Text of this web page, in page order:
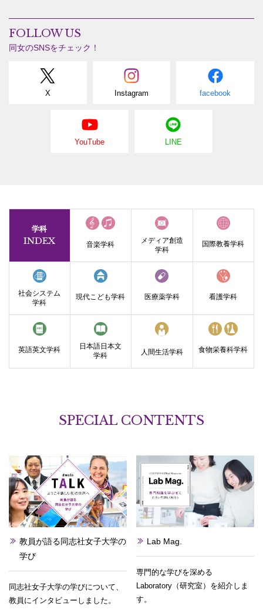
FOLLOW US
同女のSNSをチェック！
X Instagram facebook
YouTube LINE
学科
INDEX 音楽学科
メディア創造
学科
国際教養学科
社会システム
学科
現代こども学科 医療薬学科 看護学科
英語英文学科 日本語日本文
学科
人間生活学科 食物栄養科学科
SPECIAL CONTENTS
教員が語る同志社女子大学の
学び
同志社女子大学の学びについて、
教員にインタビューしました。
Lab Mag.
専門的な学びを深める
Laboratory（研究室）を紹介しま
す。